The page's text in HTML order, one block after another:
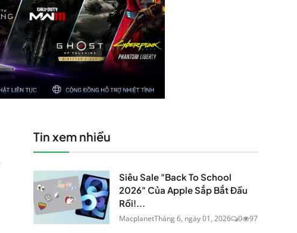
Tin xem nhiều
Siêu Sale "Back To School
2026" Của Apple Sắp Bắt Đầu
Rồi!...
MacplanetTháng 6, ngày 01, 2026 0 97